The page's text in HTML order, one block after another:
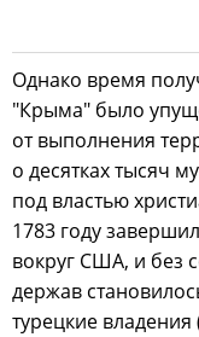
Однако время
"Крыма" было
от выполнения
о десятках тысяч
под властью
1783 году
вокруг США, и без
держав
турецкие